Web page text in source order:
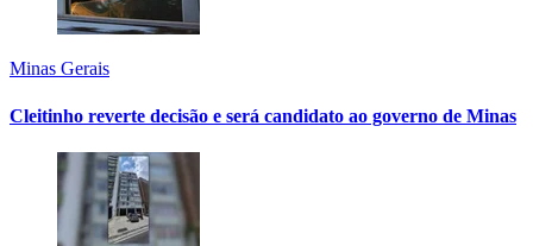
Minas Gerais
Cleitinho reverte decisão e será candidato ao governo de Minas